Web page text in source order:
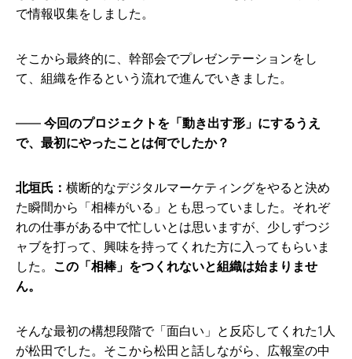
で情報収集をしました。
そこから最終的に、幹部会でプレゼンテーションをし
て、組織を作るという流れで進んでいきました。
今回のプロジェクトを「動き出す形」にするうえ
で、最初にやったことは何でしたか？
北垣氏： 横断的なデジタルマーケティングをやると決め
た瞬間から「相棒がいる」とも思っていました。それぞ
れの仕事がある中で忙しいとは思いますが、少しずつジ
ャブを打って、興味を持ってくれた方に入ってもらいま
した。 この「相棒」をつくれないと組織は始まりませ
ん。
そんな最初の構想段階で「面白い」と反応してくれた1人
が松田でした。そこから松田と話しながら、広報室の中